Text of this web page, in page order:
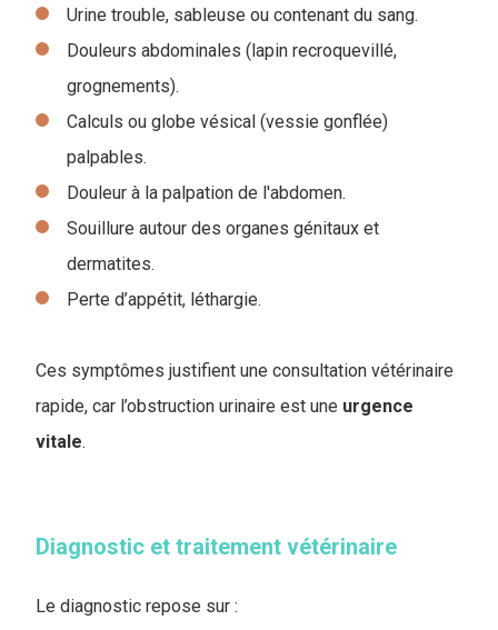
Urine trouble, sableuse ou contenant du sang.
Douleurs abdominales (lapin recroquevillé,
grognements).
Calculs ou globe vésical (vessie gonflée)
palpables.
Douleur à la palpation de l'abdomen.
Souillure autour des organes génitaux et
dermatites.
Perte d’appétit, léthargie.
Ces symptômes justifient une consultation vétérinaire
rapide, car l’obstruction urinaire est une urgence
vitale.
Diagnostic et traitement vétérinaire
Le diagnostic repose sur :